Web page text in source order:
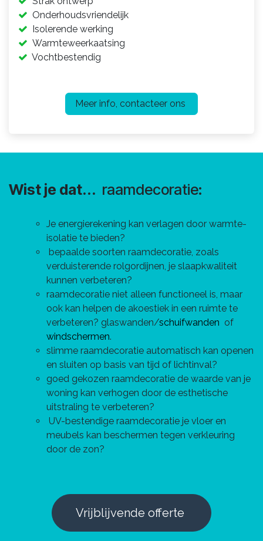
Onderhoudsvriendelijk
Isolerende werking
Warmteweerkaatsing
Vochtbestendig
Meer info, contacteer ons
Wist je dat... raamdecoratie:
Je energierekening kan verlagen door warmte-
isolatie te bieden?
bepaalde soorten raamdecoratie, zoals
verduisterende rolgordijnen, je slaapkwaliteit
kunnen verbeteren?
raamdecoratie niet alleen functioneel is, maar
ook kan helpen de akoestiek in een ruimte te
verbeteren? glaswanden/schuifwanden of
windschermen.
slimme raamdecoratie automatisch kan openen
en sluiten op basis van tijd of lichtinval?
goed gekozen raamdecoratie de waarde van je
woning kan verhogen door de esthetische
uitstraling te verbeteren?
UV-bestendige raamdecoratie je vloer en
meubels kan beschermen tegen verkleuring
door de zon?
Vrijblijvende offerte